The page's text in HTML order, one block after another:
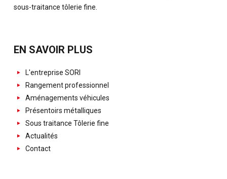
sous-traitance tôlerie fine.
EN SAVOIR PLUS
L'entreprise SORI
Rangement professionnel
Aménagements véhicules
Présentoirs métalliques
Sous traitance Tôlerie fine
Actualités
Contact